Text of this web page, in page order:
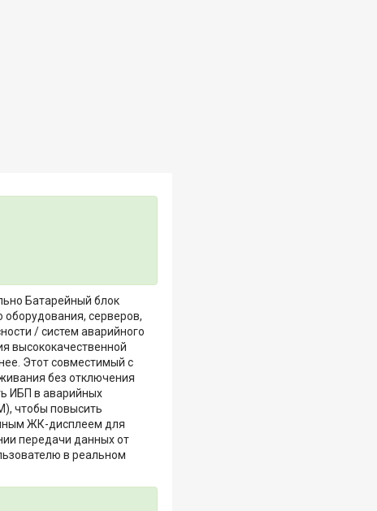
Батарейный блок
оборудования, серверов,
/ систем аварийного
высококачественной
Этот совместимый с
без отключения
ИБП в аварийных
чтобы повысить
ЖК-дисплеем для
передачи данных от
в реальном